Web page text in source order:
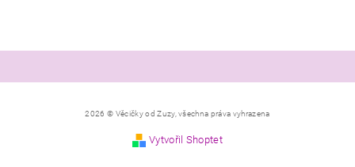
2026 © Věcičky od Zuzy, všechna práva vyhrazena
Vytvořil Shoptet